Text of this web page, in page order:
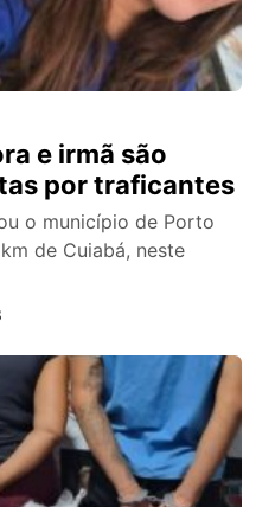
e irmã são
por traficantes
o município de Porto
de Cuiabá, neste